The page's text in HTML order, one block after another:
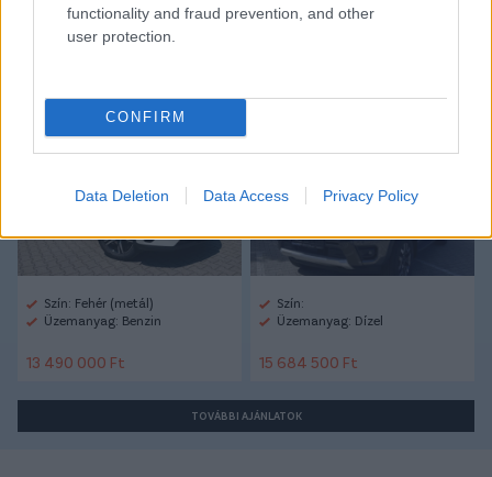
functionality and fraud prevention, and other
user protection.
CONFIRM
Data Deletion Data Access Privacy Policy
Autópiac
Volvo Xc40
Szín: Fehér (metál)
Üzemanyag: Benzin
13 490 000 Ft
Szín:
Üzemanyag: Dízel
15 684 500 Ft
TOVÁBBI AJÁNLATOK